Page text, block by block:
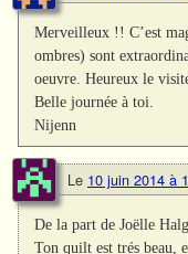
Merveilleux !! C’est
ombres) sont
oeuvre. Heureux le
Belle journée à toi.
Nijenn
Le 10 juin 2014 à
De la part de Joëlle
Ton quilt est trés beau,